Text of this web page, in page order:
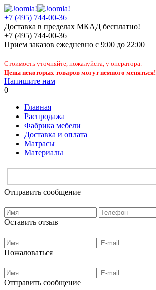
+7 (495) 744-00-36
Доставка в пределах МКАД бесплатно!
+7 (495) 744-00-36
Прием заказов ежедневно с 9:00 до 22:00
Стоимость уточняйте, пожалуйста, у оператора.
Цены некоторых товаров могут немного меняться!
Напишите нам
0
Главная
Распродажа
Фабрика мебели
Доставка и оплата
Матрасы
Материалы
Отправить сообщение
Оставить отзыв
Пожаловаться
Отправить сообщение